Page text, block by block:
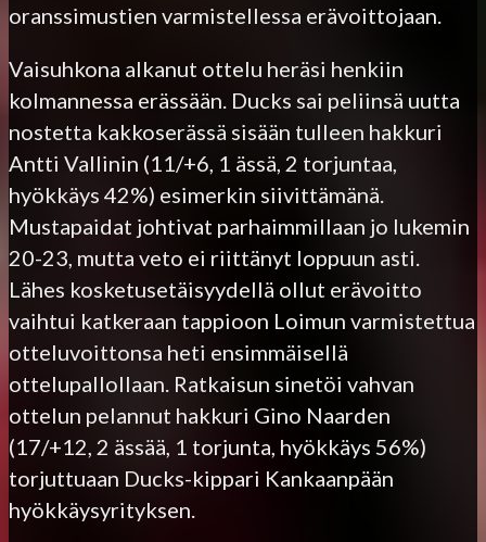
oranssimustien varmistellessa erävoittojaan.
Vaisuhkona alkanut ottelu heräsi henkiin
kolmannessa erässään. Ducks sai peliinsä uutta
nostetta kakkoserässä sisään tulleen hakkuri
Antti Vallinin (11/+6, 1 ässä, 2 torjuntaa,
hyökkäys 42%) esimerkin siivittämänä.
Mustapaidat johtivat parhaimmillaan jo lukemin
20-23, mutta veto ei riittänyt loppuun asti.
Lähes kosketusetäisyydellä ollut erävoitto
vaihtui katkeraan tappioon Loimun varmistettua
otteluvoittonsa heti ensimmäisellä
ottelupallollaan. Ratkaisun sinetöi vahvan
ottelun pelannut hakkuri Gino Naarden
(17/+12, 2 ässää, 1 torjunta, hyökkäys 56%)
torjuttuaan Ducks-kippari Kankaanpään
hyökkäysyrityksen.